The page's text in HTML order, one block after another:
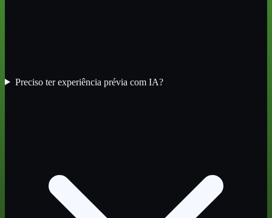
Preciso ter experiência prévia com IA?